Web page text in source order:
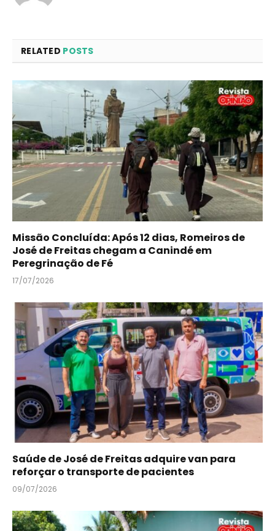
RELATED POSTS
Missão Concluída: Após 12 dias, Romeiros de
José de Freitas chegam a Canindé em
Peregrinação de Fé
17/07/2026
Saúde de José de Freitas adquire van para
reforçar o transporte de pacientes
09/07/2026